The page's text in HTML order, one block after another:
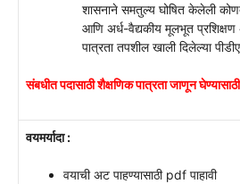
शासनाने समतुल्य घोषित केलेली
आणि अर्ध-वैद्यकीय मूलभूत
पात्रता तपशील खाली दिलेल्या
संबधीत पदासाठी शैक्षणिक पात्रता जाणून
वयमर्यादा :
वयाची अट पाहण्यासाठी pdf पाहावी